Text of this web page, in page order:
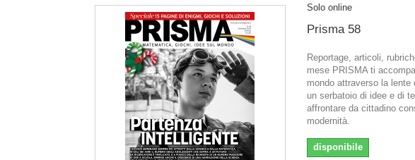
Solo online
Prisma 58
Reportage, articoli,
mese PRISMA ti
mondo attraverso la lente
un serbatoio di idee e di
affrontare da cittadino
modernità.
disponibile